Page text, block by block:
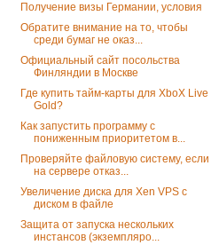
Получение визы Германии, условия
Обратите внимание на то, чтобы
среди бумаг не оказ...
Официальный сайт посольства
Финляндии в Москве
Где купить тайм-карты для XboX Live
Gold?
Как запустить программу с
пониженным приоритетом в...
Проверяйте файловую систему, если
на сервере отказ...
Увеличение диска для Xen VPS с
диском в файле
Защита от запуска нескольких
инстансов (экземпляро...